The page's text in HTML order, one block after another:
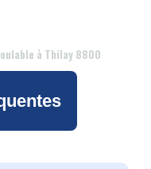
à Thilay 8800